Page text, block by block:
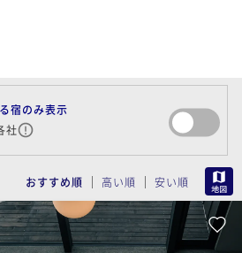
狩・空知
宿のみ表示
社
おすすめ順 高い順 安い順